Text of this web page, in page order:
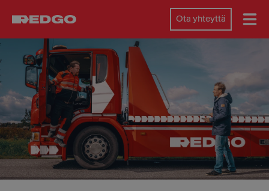
Ota yhteyttä